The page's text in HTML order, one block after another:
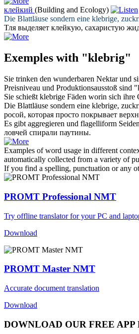
клейкий (Building and Ecology)
Die Blattläuse sondern eine klebrige,
Тля выделяет клейкую, сахаристую
Exemples with "klebrig"
Sie trinken den wunderbaren Nektar und
Preisniveau und Produktionsausstoß sind "
Sie schießt klebrige Fäden worin sich ihre
Die Blattläuse sondern eine klebrige,
росой, которая просто покрывает
Es gibt aggregieren und flagelliform
ловчей спирали паутины.
Examples of word usage in different
automatically collected from a variety of
If you find a spelling, punctuation or any
PROMT Professional NMT
Try offline translator for your PC and
Download
PROMT Master NMT
Accurate document translation
Download
DOWNLOAD OUR FREE APP